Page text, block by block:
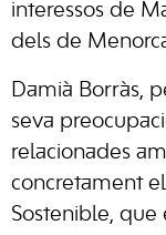
interessos de
dels de
Damià Borràs,
seva
relacionades
concretament
Sostenible, que